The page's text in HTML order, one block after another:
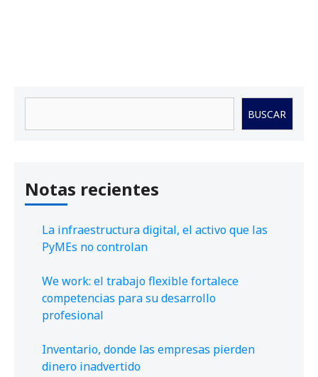
BUSCAR
Notas recientes
La infraestructura digital, el activo que las
PyMEs no controlan
We work: el trabajo flexible fortalece
competencias para su desarrollo
profesional
Inventario, donde las empresas pierden
dinero inadvertido